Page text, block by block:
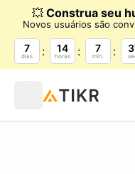
💥 Construa seu
Novos usuários são
7
dias
14
horas
7
min.